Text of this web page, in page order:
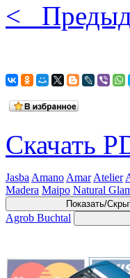
<
Скачать
Jasba Amano Amar Atelier
Madera Maipo Natural
Показать/
Agrob Buchtal